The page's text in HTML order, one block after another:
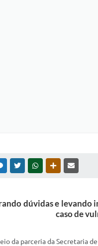
MESSENGER
TWITTERWHATSAPPOUTRAS MÍDIAS
dúvidas e levando
caso de
da parceria da Secretaria